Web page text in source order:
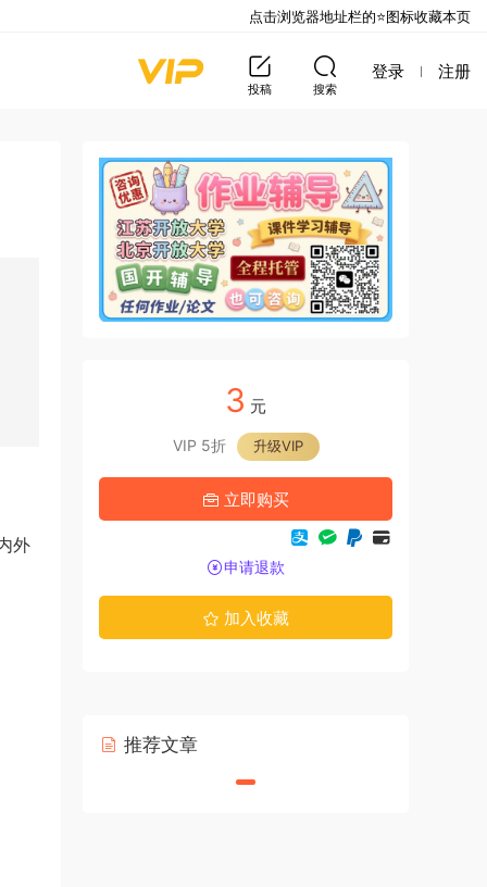
投稿 搜索
登录 注册
外
3 元
VIP 5折 升级VIP
立即购买
申请退款
加入收藏
推荐文章
点击浏览器地址栏的⭐图标收藏本页